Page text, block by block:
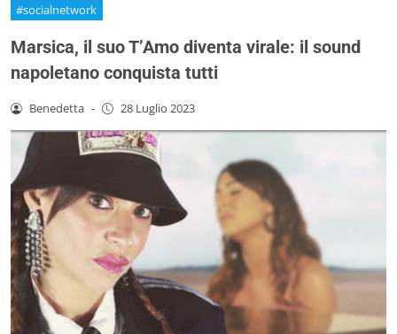
#socialnetwork
Marsica, il suo T’Amo diventa virale: il sound
napoletano conquista tutti
Benedetta - 28 Luglio 2023